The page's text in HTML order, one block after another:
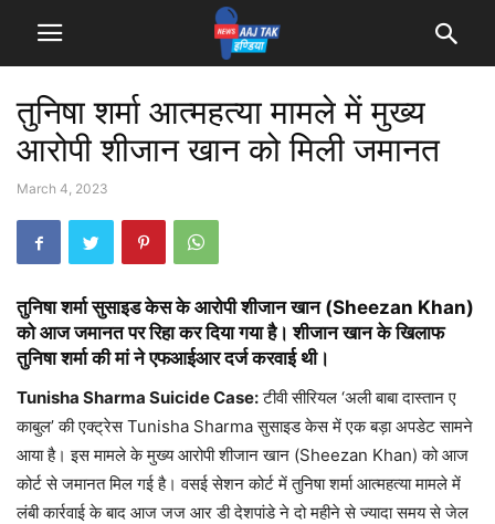
तुनिषा शर्मा आत्महत्या मामले में मुख्य
आरोपी शीजान खान को मिली जमानत
March 4, 2023
तुनिषा शर्मा सुसाइड केस के आरोपी शीजान खान (Sheezan Khan)
को आज जमानत पर रिहा कर दिया गया है। शीजान खान के खिलाफ
तुनिषा शर्मा की मां ने एफआईआर दर्ज करवाई थी।
Tunisha Sharma Suicide Case:टीवी सीरियल ‘अली बाबा दास्तान ए
काबुल’ की एक्ट्रेस Tunisha Sharma सुसाइड केस में एक बड़ा अपडेट सामने
आया है। इस मामले के मुख्य आरोपी शीजान खान (Sheezan Khan) को आज
कोर्ट से जमानत मिल गई है। वसई सेशन कोर्ट में तुनिषा शर्मा आत्महत्या मामले में
लंबी कार्रवाई के बाद आज जज आर डी देशपांडे ने दो महीने से ज्यादा समय से जेल